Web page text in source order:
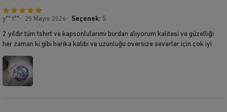
y** t** 25 Mayıs 2026 Seçenek: S
2 yıldır tüm tshırt ve kapsonlularımı burdan alıyorum kalitesi ve güzelliği
her zaman ki gibi harika kalıbı ve uzunluğu oversize severler için çok iyi